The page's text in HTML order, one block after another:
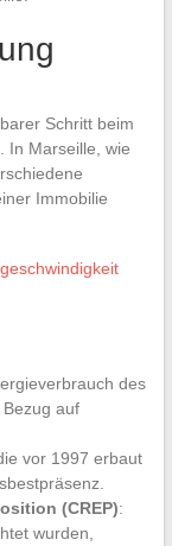
Schritt beim
In Marseille, wie
Immobilie
des
auf
vor 1997 erbaut
(CREP):
wurden,